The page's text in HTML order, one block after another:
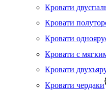
Кровати
Кровати
Кровати
Кровати с
Кровати
Кровати чердаки